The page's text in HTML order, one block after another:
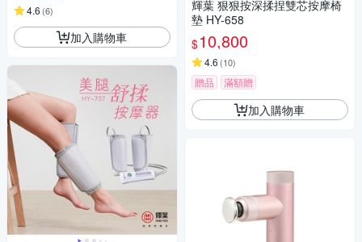
4.6 (6)
加入購物車
輝葉 狠狠按深揉捏雙芯按摩椅
墊 HY-658
$10,800
4.6 (10)
贈品 滿額贈
加入購物車